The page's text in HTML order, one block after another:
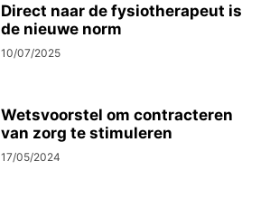
Direct naar de fysiotherapeut is
de nieuwe norm
10/07/2025
Wetsvoorstel om contracteren
van zorg te stimuleren
17/05/2024